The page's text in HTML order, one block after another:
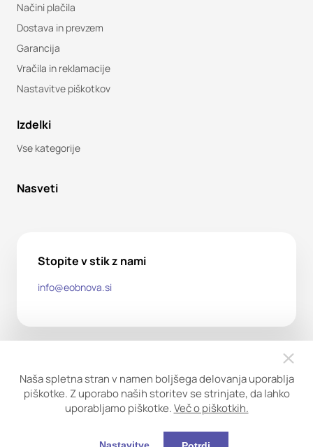
Načini plačila
Dostava in prevzem
Garancija
Vračila in reklamacije
Nastavitve piškotkov
Izdelki
Vse kategorije
Nasveti
Stopite v stik z nami
info@eobnova.si
pridržane.
Naša spletna stran v namen boljšega delovanja uporablja
piškotke. Z uporabo naših storitev se strinjate, da lahko
uporabljamo piškotke.Več o piškotkih.